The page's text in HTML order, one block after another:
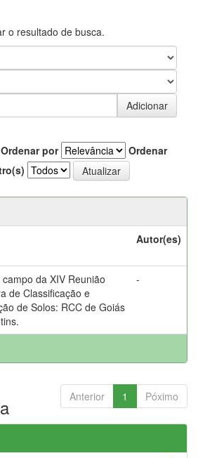
o resultado de busca.
Ordenar por
Ordenar
Autor(es)
da XIV Reunião
de Classificação e
de Solos: RCC de Goiás
-
Anterior 1 Póximo